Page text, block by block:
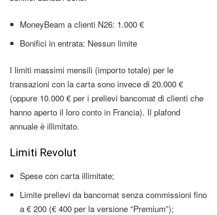
MoneyBeam a clienti N26: 1.000 €
Bonifici in entrata: Nessun limite
I limiti massimi mensili (importo totale) per le
transazioni con la carta sono invece di 20.000 €
(oppure 10.000 € per i prelievi bancomat di clienti che
hanno aperto il loro conto in Francia). Il plafond
annuale è illimitato.
Limiti Revolut
Spese con carta illimitate;
Limite prelievi da bancomat senza commissioni fino
a € 200 (€ 400 per la versione “Premium”);